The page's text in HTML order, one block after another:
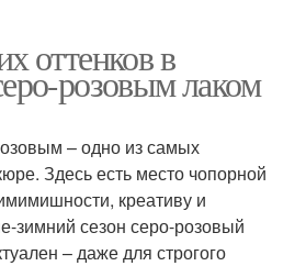
оттенков в
розовым лаком
– одно из самых
Здесь есть место чопорной
креативу и
зимний сезон серо-розовый
– даже для строгого